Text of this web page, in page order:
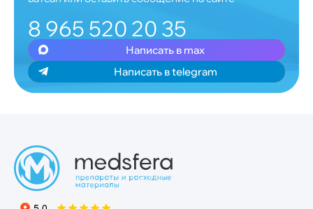
8 965 520 20 35
Написать в max
Написать в telegram